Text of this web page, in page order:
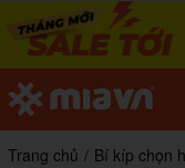
Trang chủ / Bí kíp chọn